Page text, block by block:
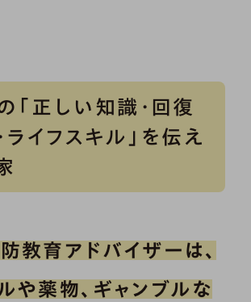
「正しい知識・回復
ライフスキル」を伝え
教育アドバイザーは、
や薬物、ギャンブルな